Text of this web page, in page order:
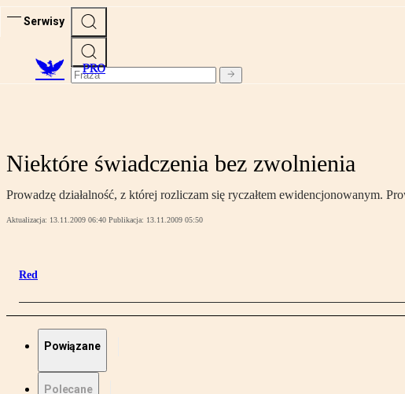
Serwisy
PRO
Niektóre świadczenia bez zwolnienia
Prowadzę działalność, z której rozliczam się ryczałtem ewidencjonowanym.
Aktualizacja: 13.11.2009 06:40 Publikacja: 13.11.2009 05:50
Red
Powiązane
Polecane